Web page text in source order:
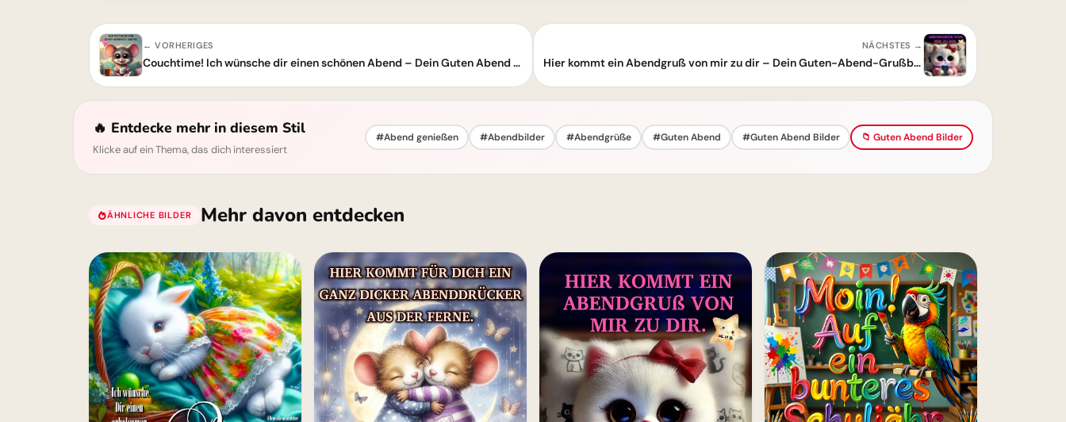
← VORHERIGES
Couchtime! Ich wünsche dir einen schönen Abend – Dein Guten Abend Grußbild
NÄCHSTES →
Hier kommt ein Abendgruß von mir zu dir – Dein Guten-Abend-Grußbild!
🔥 Entdecke mehr in diesem Stil
Klicke auf ein Thema, das dich interessiert
#Abend genießen #Abendbilder #Abendgrüße #Guten Abend #Guten Abend Bilder 📁 Guten Abend Bilder
ÄHNLICHE BILDER Mehr davon entdecken